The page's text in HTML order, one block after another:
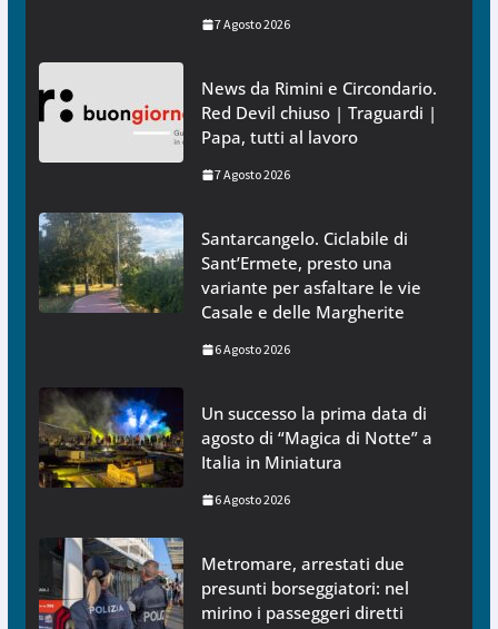
7 Agosto 2026
News da Rimini e Circondario.
Red Devil chiuso | Traguardi |
Papa, tutti al lavoro
7 Agosto 2026
Santarcangelo. Ciclabile di
Sant’Ermete, presto una
variante per asfaltare le vie
Casale e delle Margherite
6 Agosto 2026
Un successo la prima data di
agosto di “Magica di Notte” a
Italia in Miniatura
6 Agosto 2026
Metromare, arrestati due
presunti borseggiatori: nel
mirino i passeggeri diretti